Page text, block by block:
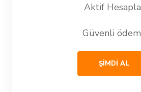
Aktif
Güvenli
ŞİMDİ AL